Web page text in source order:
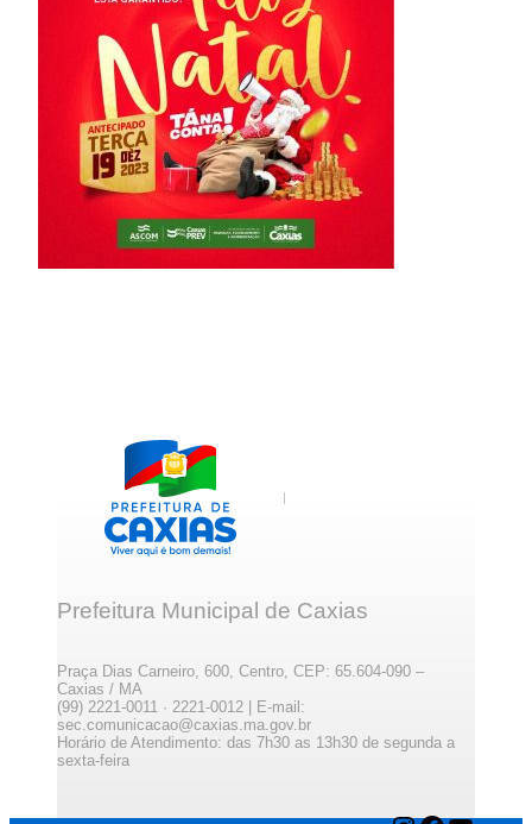
Prefeitura Municipal de Caxias
Praça Dias Carneiro, 600, Centro, CEP: 65.604-090 –
Caxias / MA
(99) 2221-0011 · 2221-0012 | E-mail:
sec.comunicacao@caxias.ma.gov.br
Horário de Atendimento: das 7h30 as 13h30 de segunda a
sexta-feira